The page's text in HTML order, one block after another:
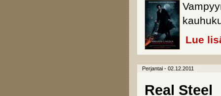
Lue
Perjantai - 02.12.2011
Real Steel